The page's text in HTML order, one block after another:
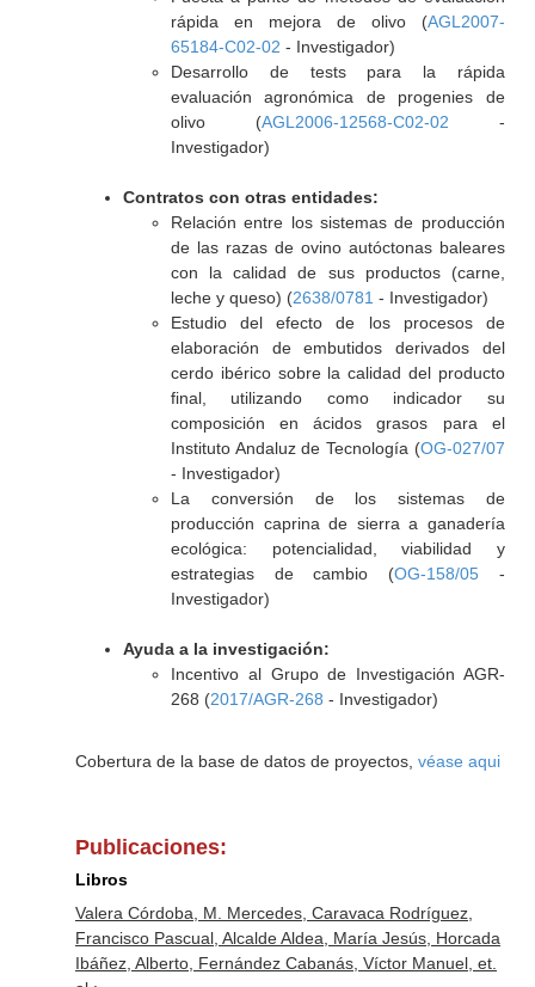
rápida en mejora de olivo (AGL2007-
65184-C02-02 - Investigador)
Desarrollo de tests para la rápida
evaluación agronómica de progenies de
olivo (AGL2006-12568-C02-02 -
Investigador)
Contratos con otras entidades:
Relación entre los sistemas de producción
de las razas de ovino autóctonas baleares
con la calidad de sus productos (carne,
leche y queso) (2638/0781 - Investigador)
Estudio del efecto de los procesos de
elaboración de embutidos derivados del
cerdo ibérico sobre la calidad del producto
final, utilizando como indicador su
composición en ácidos grasos para el
Instituto Andaluz de Tecnología (OG-027/07
- Investigador)
La conversión de los sistemas de
producción caprina de sierra a ganadería
ecológica: potencialidad, viabilidad y
estrategias de cambio (OG-158/05 -
Investigador)
Ayuda a la investigación:
Incentivo al Grupo de Investigación AGR-
268 (2017/AGR-268 - Investigador)
Cobertura de la base de datos de proyectos, véase aqui
Publicaciones:
Libros
Valera Córdoba, M. Mercedes, Caravaca Rodríguez,
Francisco Pascual, Alcalde Aldea, María Jesús, Horcada
Ibáñez, Alberto, Fernández Cabanás, Víctor Manuel, et.